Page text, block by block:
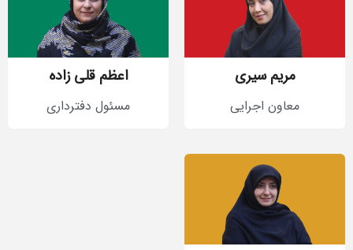
مریم سیری
معاون اجرایی
اعظم قلی زاده
مسئول دفترداری